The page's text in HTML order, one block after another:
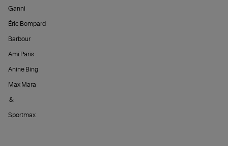
Ganni
Éric Bompard
Barbour
Ami Paris
Anine Bing
Max Mara
&
Sportmax